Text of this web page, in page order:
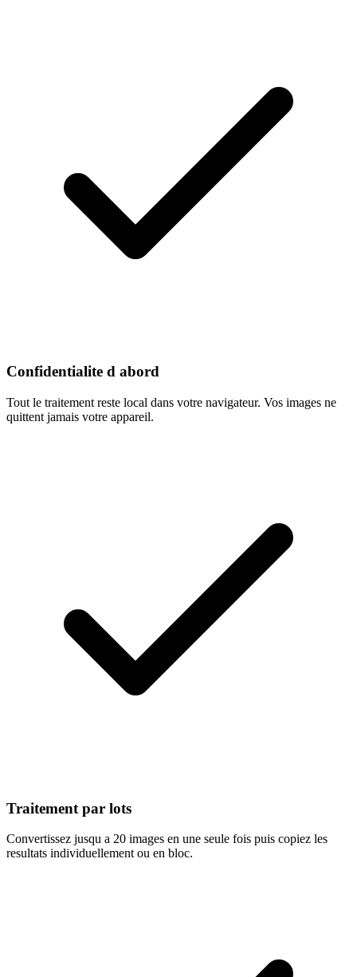
Confidentialite d abord
Tout le traitement reste local dans votre navigateur. Vos images ne
quittent jamais votre appareil.
Traitement par lots
Convertissez jusqu a 20 images en une seule fois puis copiez les
resultats individuellement ou en bloc.